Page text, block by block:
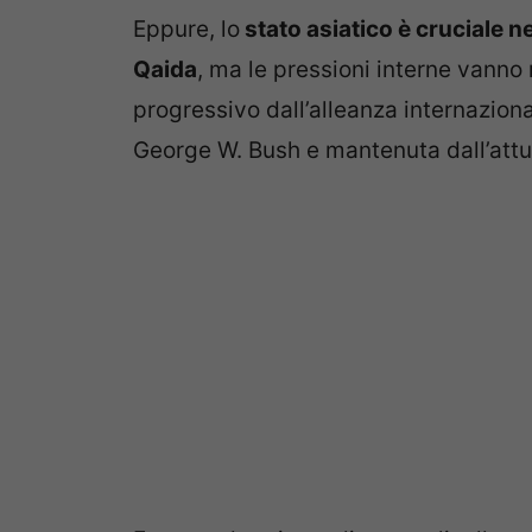
Eppure, lo stato asiatico è cruciale
Qaida, ma le pressioni interne
progressivo dall’alleanza
George W. Bush e mantenuta